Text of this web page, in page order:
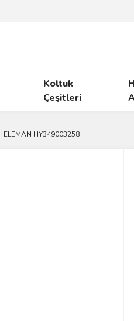
Koltuk
Çeşitleri
ELEMAN HY349003258